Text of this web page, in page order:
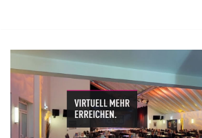
Inhalt
springen